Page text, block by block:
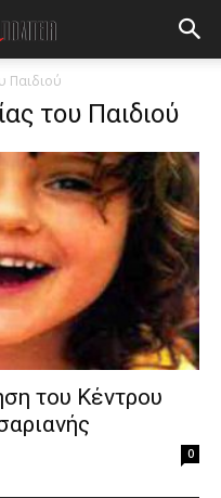
Παιδιού
του Παιδιού
του Κέντρου
0